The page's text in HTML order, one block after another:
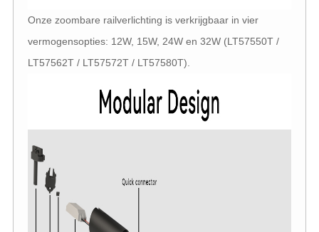
Onze zoombare railverlichting is verkrijgbaar in vier
vermogensopties: 12W, 15W, 24W en 32W (LT57550T /
LT57562T / LT57572T / LT57580T).